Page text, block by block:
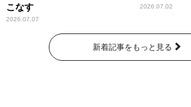
こなす
2026.07.07
2026.07.02
新着記事をもっと見る